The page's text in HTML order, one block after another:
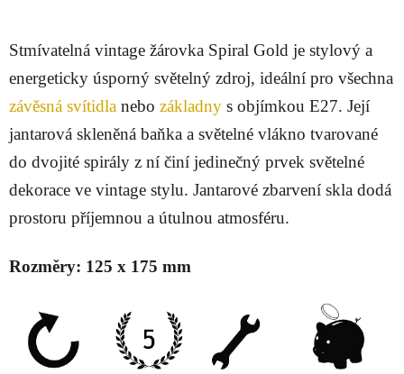
Stmívatelná vintage žárovka Spiral Gold je stylový a
energeticky úsporný světelný zdroj, ideální pro všechna
závěsná svítidla nebo základny s objímkou E27. Její
jantarová skleněná baňka a světelné vlákno tvarované
do dvojité spirály z ní činí jedinečný prvek světelné
dekorace ve vintage stylu. Jantarové zbarvení skla dodá
prostoru příjemnou a útulnou atmosféru.
Rozměry: 125 x 175 mm